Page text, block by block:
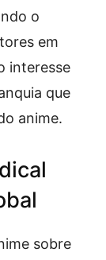
o
em
interesse
que
anime.
sobre